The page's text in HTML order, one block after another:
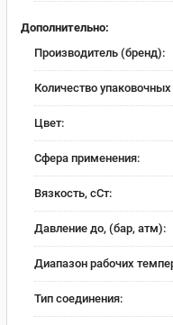
Дополнительно:
Производитель (бренд):
Количество
Цвет:
Сфера применения:
Вязкость, сСт:
Давление до, (бар, атм):
Диапазон рабочих
Тип соединения: